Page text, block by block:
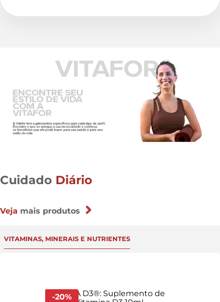
Cuidado Diário
Veja mais produtos
VITAMINAS, MINERAIS E NUTRIENTES
-20%